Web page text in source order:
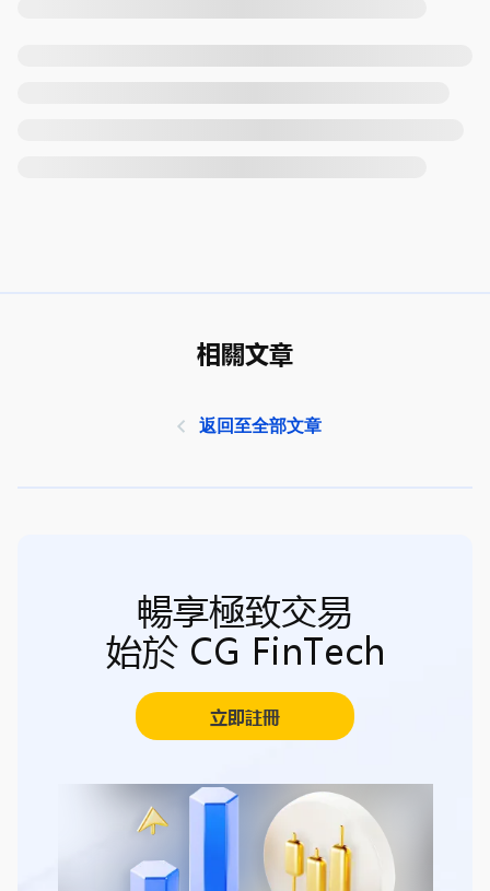
相關文章
返回至全部文章
暢享極致交易
始於 CG FinTech
立即註冊